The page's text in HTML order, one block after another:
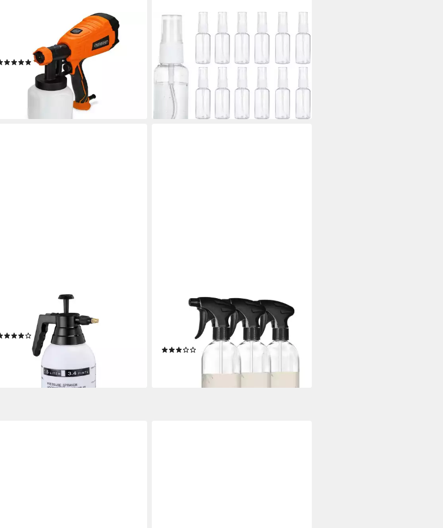
Sprühflasche MSG500, (3-tlg),
abnehmbare Düse
(1)
lieferbar - in 3-4 Werktagen bei dir
Sprühflasche 20x Mini
Parfümzerstäuber Leer
lieferbar in 3 Wochen
Sprühflasche Pumpsprühflasche 1,5
(10)
UVP 29,99 €
lieferbar - in 2-3 Werktagen bei dir
OPUTEC
Sprühflasche 3 x 500ml
Sprühflasche Kunststoff Transparent
zum Befüllen + Etiketten
(2)
lieferbar - in 2-3 Werktagen bei dir